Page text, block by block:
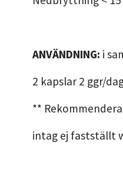
ANVÄNDNING: i
2 kapslar 2 ggr/
**
intag ej fastställt